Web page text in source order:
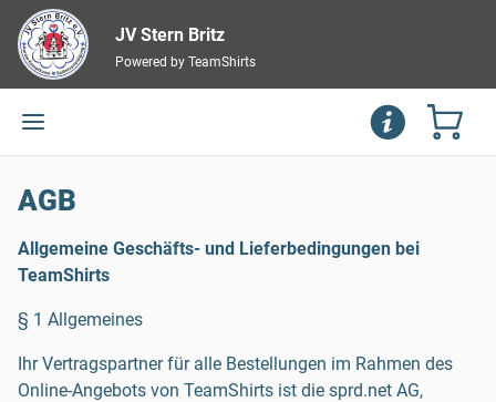
JV Stern Britz
Powered by TeamShirts
AGB
Allgemeine Geschäfts- und Lieferbedingungen bei
TeamShirts
§ 1 Allgemeines
Ihr Vertragspartner für alle Bestellungen im Rahmen des
Online-Angebots von TeamShirts ist die sprd.net AG,